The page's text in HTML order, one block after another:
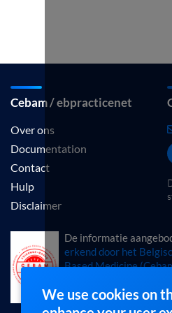
Cebam / ebpracticenet
Over ons
Documentation
Contact
Hulp
Disclaimer
De informatie
erkend door het
Based Medicine
We use cookies on